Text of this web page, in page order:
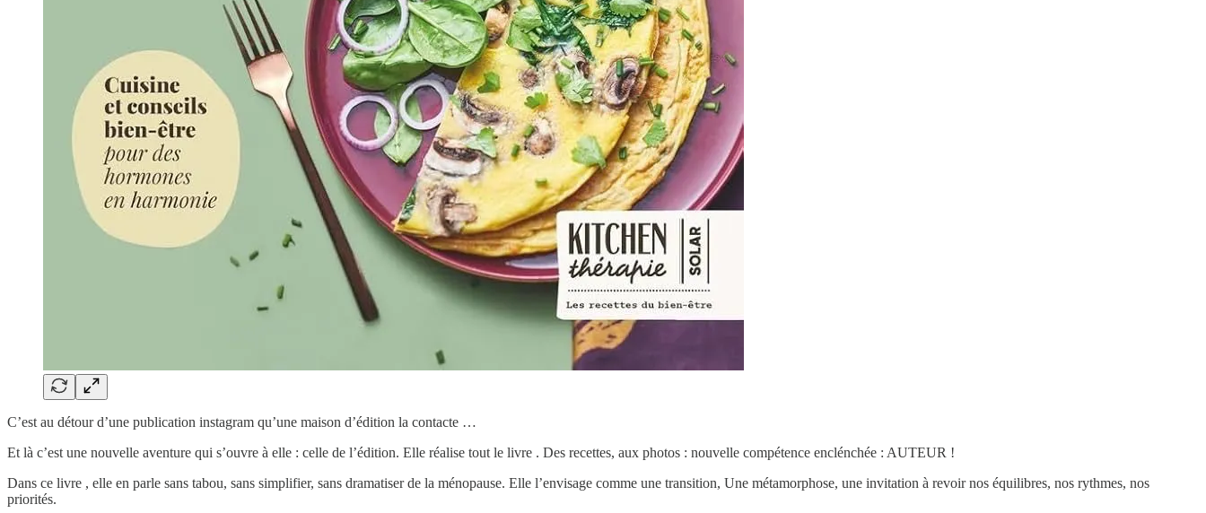
C’est au détour d’une publication instagram qu’une maison d’édition la contacte …
Et là c’est une nouvelle aventure qui s’ouvre à elle : celle de l’édition. Elle réalise tout le livre . Des recettes, aux photos : nouvelle compétence enclénchée : AUTEUR !
Dans ce livre , elle en parle sans tabou, sans simplifier, sans dramatiser de la ménopause. Elle l’envisage comme une transition, Une métamorphose, une invitation à revoir nos équilibres, nos rythmes, nos
priorités.